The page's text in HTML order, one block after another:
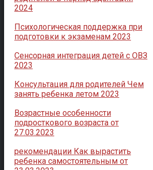
2024
Психологическая поддержка при
подготовки к экзаменам 2023
Сенсорная интеграция детей с ОВЗ
2023
Консультация для родителей Чем
занять ребенка летом 2023
Возрастные особенности
подросткового возраста от
27.03.2023
рекомендации Как вырастить
ребенка самостоятельным от